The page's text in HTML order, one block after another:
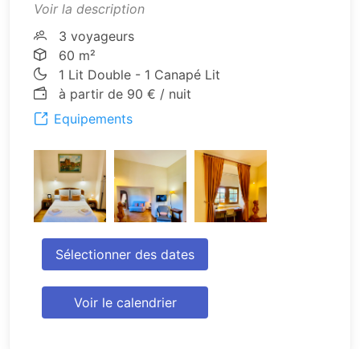
Voir la description
3 voyageurs
60 m²
1 Lit Double - 1 Canapé Lit
à partir de 90 € / nuit
Equipements
Sélectionner des dates
Voir le calendrier